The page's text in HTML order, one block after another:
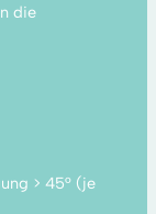
die
> 45° (je